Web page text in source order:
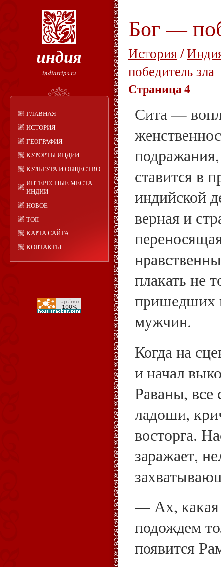
индия
indiatrips.ru
ГЛАВНАЯ
ИСТОРИЯ
ГЕОГРАФИЯ
КУРОРТЫ ИНДИИ
КУЛЬТУРА И ОБЩЕСТВО
ИНТЕРЕСНЫЕ МЕСТА
ИНДИИ
НОВОЕ
ТОП
КАРТА САЙТА
КОНТАКТЫ
Бог —
История/
победитель зла
Страница 4
Сита —
ставится в
индийской
верная и
плакать не
пришедших
мужчин.
Когда на
и начал
Раваны, все
ладоши,
восторга.
заражает,
— Ах, какая
подождем
появится